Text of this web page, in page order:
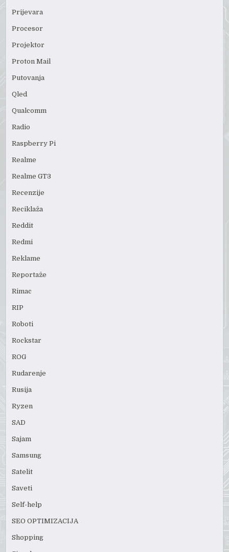
Prijevara
Procesor
Projektor
Proton Mail
Putovanja
Qled
Qualcomm
Radio
Raspberry Pi
Realme
Realme GT3
Recenzije
Reciklaža
Reddit
Redmi
Reklame
Reportaže
Rimac
RIP
Roboti
Rockstar
ROG
Rudarenje
Rusija
Ryzen
SAD
Sajam
Samsung
Satelit
Saveti
Self-help
SEO OPTIMIZACIJA
Shopping